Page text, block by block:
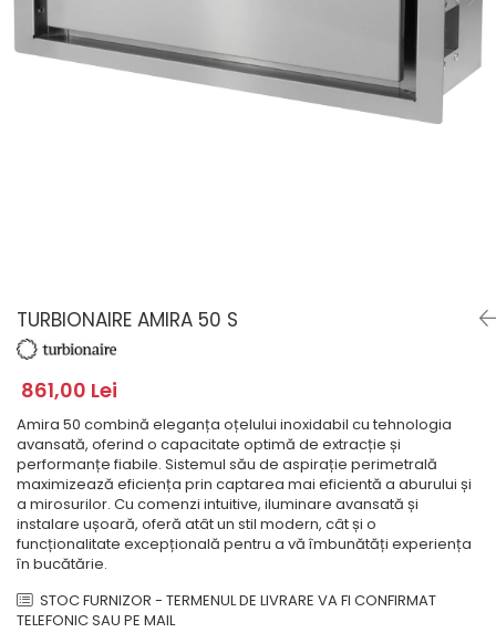
minibaruri incorporabile
Cuptoare
Cuptoare
Integrate in tavan
Masini de spalat vase
Complet incorporabile
Partial incorporabile
Plite
Ceramica
Domino( seturi modulare)
Electrice
Gaz
Inductie
Mixte
incarcare superioara
Masini de spalat rufe cu uscator
Masini de spalat rufe slim
Pachete chiuvete si baterii
TURBIONAIRE AMIRA 50 S
861,00 Lei
Amira 50 combină eleganța oțelului inoxidabil cu tehnologia
avansată, oferind o capacitate optimă de extracție și
performanțe fiabile. Sistemul său de aspirație perimetrală
maximizează eficiența prin captarea mai eficientă a aburului și
a mirosurilor. Cu comenzi intuitive, iluminare avansată și
instalare ușoară, oferă atât un stil modern, cât și o
funcționalitate excepțională pentru a vă îmbunătăți experiența
în bucătărie.
STOC FURNIZOR - TERMENUL DE LIVRARE VA FI CONFIRMAT
TELEFONIC SAU PE MAIL